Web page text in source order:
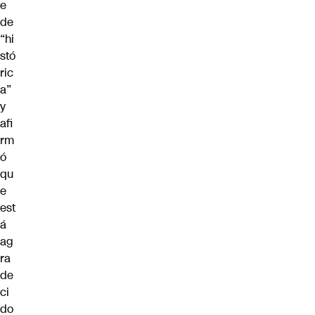
e
de
“hi
stó
ric
a”
y
afi
rm
ó
qu
e
est
á
ag
ra
de
ci
do